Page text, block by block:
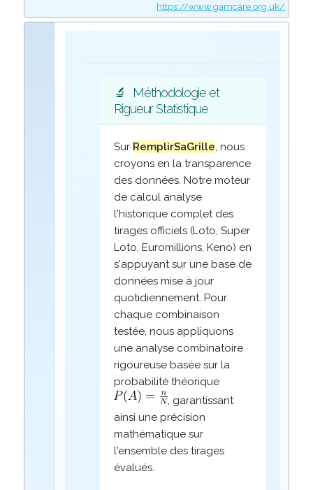
https://www.gamcare.org.uk/
🔬
Méthodologie et
Rigueur Statistique
Sur RemplirSaGrille, nous
croyons en la transparence
des données. Notre moteur
de calcul analyse
l'historique complet des
tirages officiels (Loto, Super
Loto, Euromillions, Keno) en
s'appuyant sur une base de
données mise à jour
quotidiennement. Pour
chaque combinaison
testée, nous appliquons
une analyse combinatoire
rigoureuse basée sur la
probabilité théorique
, garantissant
ainsi une précision
mathématique sur
l'ensemble des tirages
évalués.